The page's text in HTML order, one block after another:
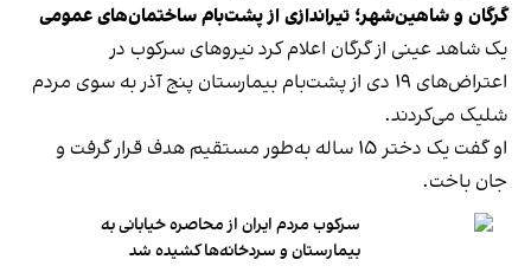
گرگان و شاهین‌شهر؛ تیراندازی از پشت‌بام ساختمان‌های عمومی
یک شاهد عینی از گرگان اعلام کرد نیروهای سرکوب در
اعتراض‌های ۱۹ دی از پشت‌بام بیمارستان پنج آذر به سوی مردم
شلیک می‌کردند.
او گفت یک دختر ۱۵ ساله به‌طور مستقیم هدف قرار گرفت و
جان باخت.
سرکوب مردم ایران از محاصره خیابانی به
بیمارستان و سردخانه‌ها کشیده شد